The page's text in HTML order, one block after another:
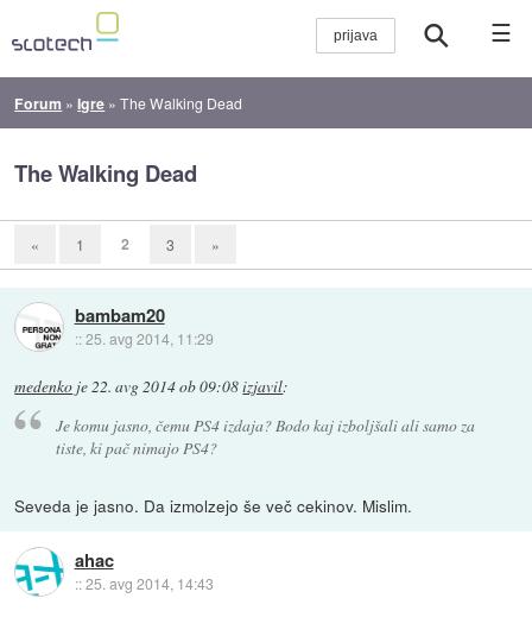
☰
Forum »Igre »The Walking Dead
The Walking Dead
« 1 2 3 »
bambam20
::25. avg 2014, 11:29
medenko je22. avg 2014 ob 09:08izjavil:
Je komu jasno, čemu PS4 izdaja? Bodo kaj izboljšali ali samo za
tiste, ki pač nimajo PS4?
Seveda je jasno. Da izmolzejo še več cekinov. Mislim.
ahac
::25. avg 2014, 14:43